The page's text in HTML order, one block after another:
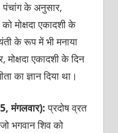
पंचांग के अनुसार,
मोक्षदा एकादशी के
के रूप में भी मनाया
एकादशी के दिन
का ज्ञान दिया था।
मंगलवार):प्रदोष व्रत
भगवान शिव को